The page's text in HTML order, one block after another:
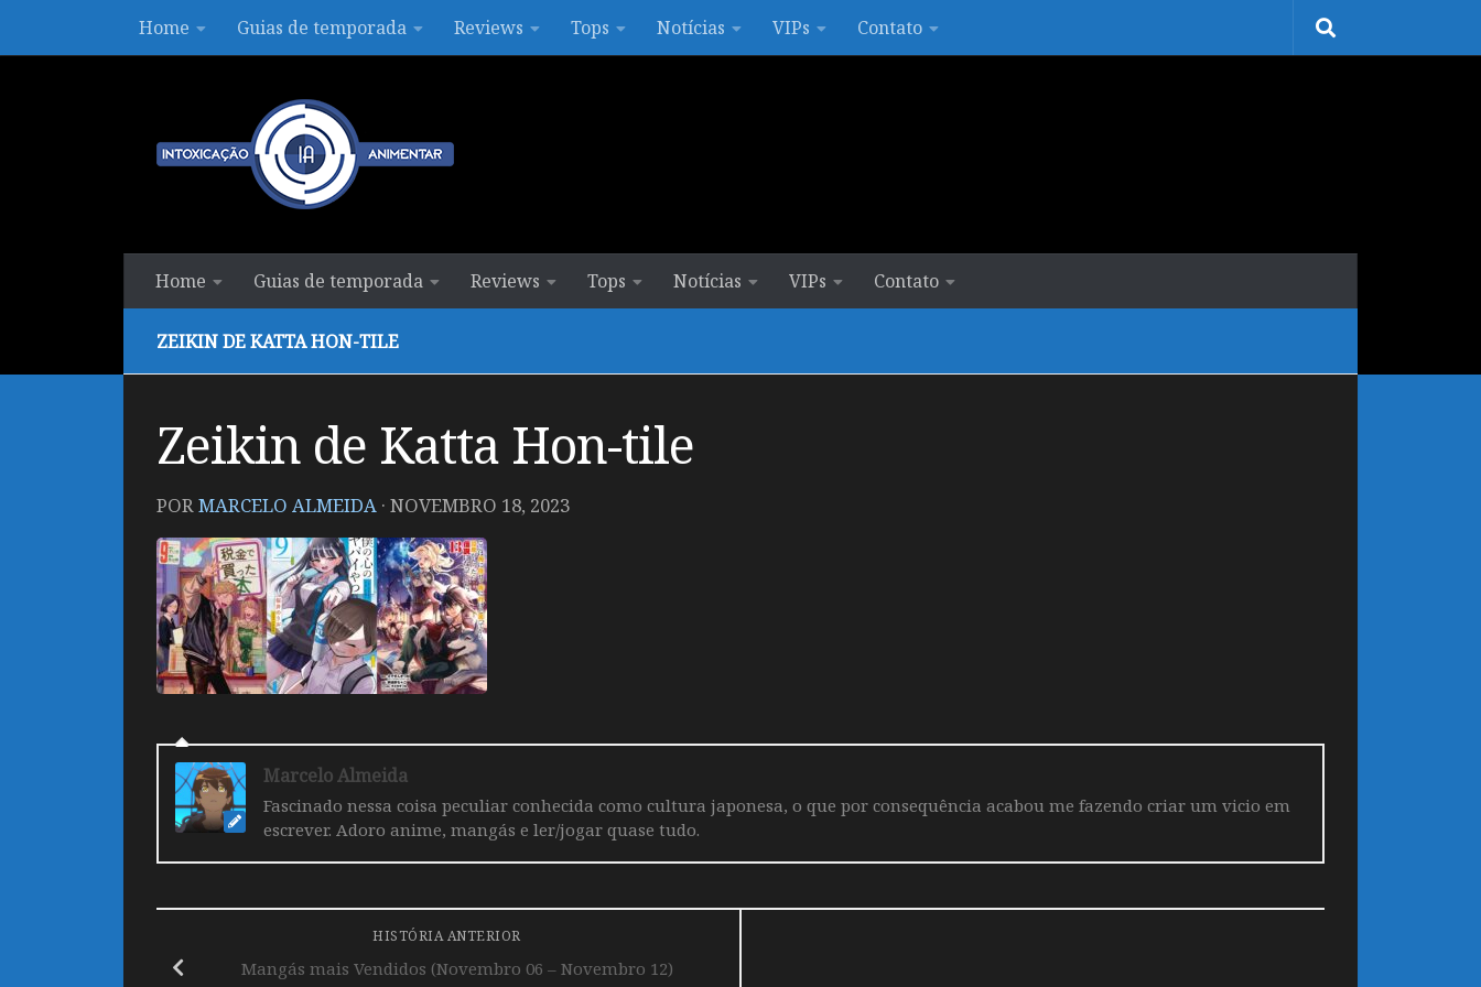
Skip to contentHome Guias de temporada Reviews Tops Notícias VIPs Contato
Home Guias de temporada Reviews Tops Notícias VIPs Contato
ZEIKIN DE KATTA HON-TILE
Zeikin de Katta Hon-tile
PORMARCELO ALMEIDA · NOVEMBRO 18, 2023
Marcelo Almeida
Fascinado nessa coisa peculiar conhecida como cultura japonesa, o que por consequência acabou me fazendo criar um vicio em
escrever. Adoro anime, mangás e ler/jogar quase tudo.
HISTÓRIA ANTERIOR
Mangás mais Vendidos (Novembro 06 – Novembro 12)